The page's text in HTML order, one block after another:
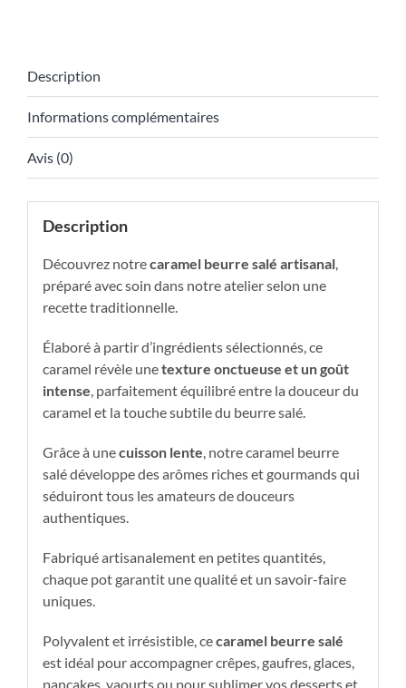
Description
Informations complémentaires
Avis (0)
Description
Découvrez notrecaramel beurre salé artisanal,
préparé avec soin dans notre atelier selon une
recette traditionnelle.
Élaboré à partir d’ingrédients sélectionnés, ce
caramel révèle unetexture onctueuse et un goût
intense, parfaitement équilibré entre la douceur du
caramel et la touche subtile du beurre salé.
Grâce à unecuisson lente, notre caramel beurre
salé développe des arômes riches et gourmands qui
séduiront tous les amateurs de douceurs
authentiques.
Fabriqué artisanalement en petites quantités,
chaque pot garantit une qualité et un savoir-faire
uniques.
Polyvalent et irrésistible, cecaramel beurre salé
est idéal pour accompagner crêpes, gaufres, glaces,
pancakes, yaourts ou pour sublimer vos desserts et